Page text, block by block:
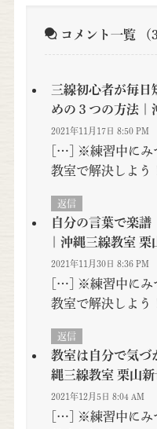
コメント一覧 （
三線初心者が毎日
めの３つの方法 |
2021年11月17日 8:50 PM
[…] ※練習中にみ
教室で解決しよう
返信
自分の言葉で楽譜
| 沖縄三線教室 栗
2021年11月30日 8:36 PM
[…] ※練習中にみ
教室で解決しよう
返信
教室は自分で気づ
縄三線教室 栗山新
2021年12月5日 8:04 AM
[…] ※練習中にみ